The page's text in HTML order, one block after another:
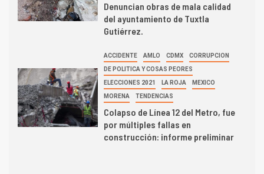
Denuncian obras de mala calidad
del ayuntamiento de Tuxtla
Gutiérrez.
ACCIDENTE AMLO CDMX CORRUPCION
DE POLITICA Y COSAS PEORES
ELECCIONES 2021 LA ROJA MEXICO
MORENA TENDENCIAS
Colapso de Línea 12 del Metro, fue
por múltiples fallas en
construcción: informe preliminar